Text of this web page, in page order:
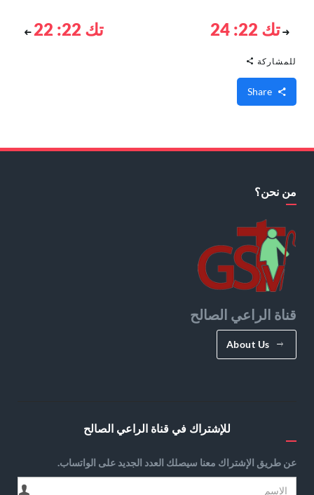
تك 22: 24 تك 22: 22
للمشاركة
من نحن؟
قناة الراعي الصالح
About Us
للإشتراك في قناة الراعي الصالح
عن طريق الإشتراك معنا سيصلك العدد الجديد على الواتساب.